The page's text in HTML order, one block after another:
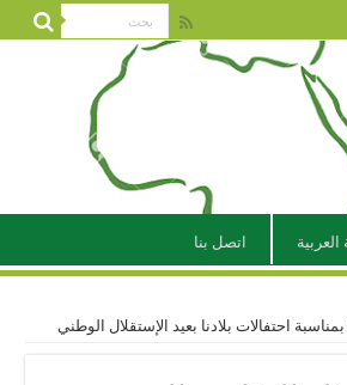
العربية اتصل بنا
احتفالات بلادنا بعيد الإستقلال الوطني